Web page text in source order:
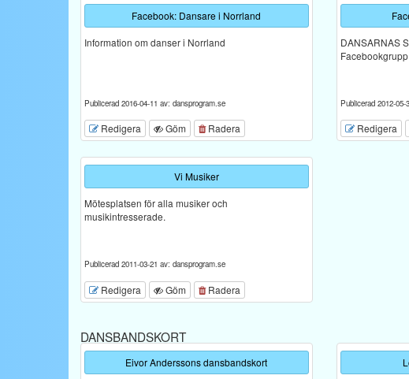
Facebook: Dansare i Norrland
Information om danser i Norrland
Publicerad 2016-04-11 av: dansprogram.se
Redigera Göm Radera
DANSARNAS
Publicerad 2012-
Redigera
Vi Musiker
Mötesplatsen för alla musiker och
musikintresserade.
Publicerad 2011-03-21 av: dansprogram.se
Redigera Göm Radera
DANSBANDSKORT
Eivor Anderssons dansbandskort